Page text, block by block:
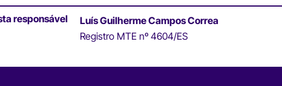
responsável
Luís Guilherme Campos Correa
Registro MTE nº 4604/ES